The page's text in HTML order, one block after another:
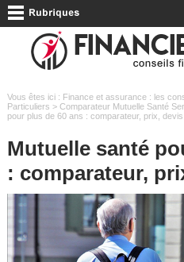
Vous êtes ici : Finance et assurance : les
Particuliers > Comparateur Mutuelle Santé
pour plus de 60 ans : comparateur, prix, devis
Mutuelle santé
: comparateur,